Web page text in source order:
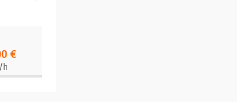
€
h